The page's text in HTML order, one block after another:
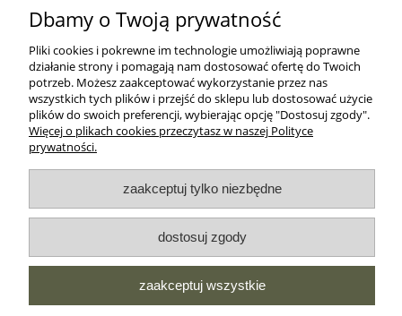
MOROWO
WSZELKIE PRAWA ZASTRZEŻONE MOROWO © 2018
realizacja:
pokaż pełną wersję strony
NASZE ODZNAKI
Dbamy o Twoją prywatność
Pliki cookies i pokrewne im technologie umożliwiają poprawne
działanie strony i pomagają nam dostosować ofertę do Twoich
potrzeb. Możesz zaakceptować wykorzystanie przez nas
wszystkich tych plików i przejść do sklepu lub dostosować użycie
plików do swoich preferencji, wybierając opcję "Dostosuj zgody".
Więcej o plikach cookies przeczytasz w naszej Polityce
prywatności.
zaakceptuj tylko niezbędne
dostosuj zgody
zaakceptuj wszystkie